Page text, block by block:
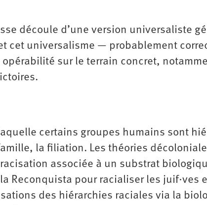
découle d’une version universaliste
cet universalisme — probablement
sur le terrain concret,
certains groupes humains sont
la filiation. Les théories
associée à un substrat
Reconquista pour racialiser les juif·ves
des hiérarchies raciales via la